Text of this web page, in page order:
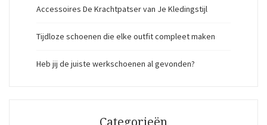
Accessoires De Krachtpatser van Je Kledingstijl
Tijdloze schoenen die elke outfit compleet maken
Heb jij de juiste werkschoenen al gevonden?